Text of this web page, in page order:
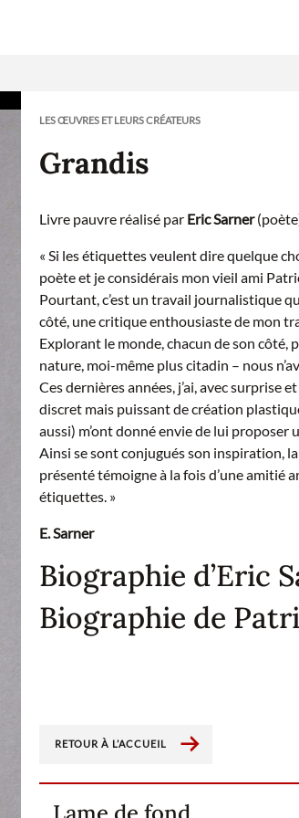
LES ŒUVRES ET LEURS CRÉATEURS
Grandis
Livre pauvre réalisé par Eric Sarner
« Si les étiquettes veulent dire quelque
poète et je considérais mon vieil ami
Pourtant, c’est un travail journalistique
côté, une critique enthousiaste de mon
Explorant le monde, chacun de son côté,
nature, moi-même plus citadin – nous
Ces dernières années, j’ai, avec
discret mais puissant de création
aussi) m’ont donné envie de lui proposer
Ainsi se sont conjugués son inspiration,
présenté témoigne à la fois d’une amitié
étiquettes. »
E. Sarner
Biographie d’Eric
Biographie de
RETOUR À L’ACCUEIL